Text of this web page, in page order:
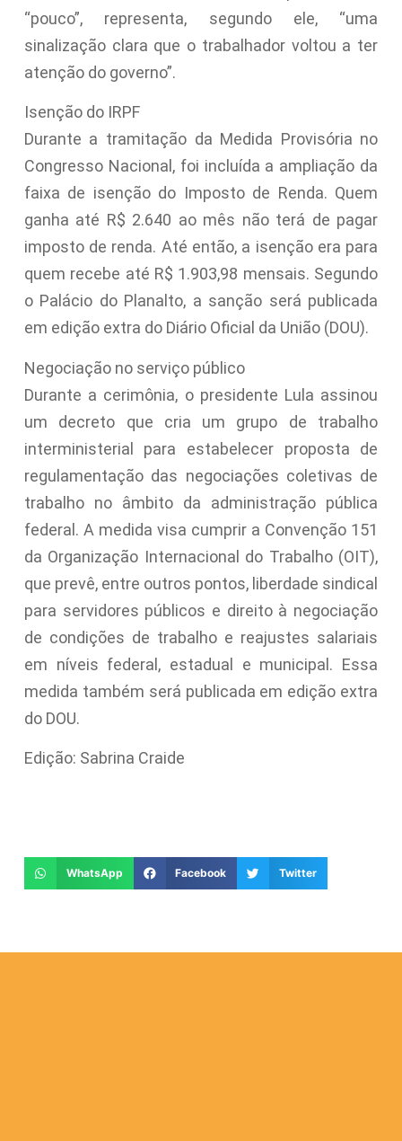
“pouco”, representa, segundo ele, “uma
sinalização clara que o trabalhador voltou a ter
atenção do governo”.
Isenção do IRPF
Durante a tramitação da Medida Provisória no
Congresso Nacional, foi incluída a ampliação da
faixa de isenção do Imposto de Renda. Quem
ganha até R$ 2.640 ao mês não terá de pagar
imposto de renda. Até então, a isenção era para
quem recebe até R$ 1.903,98 mensais. Segundo
o Palácio do Planalto, a sanção será publicada
em edição extra do Diário Oficial da União (DOU).
Negociação no serviço público
Durante a cerimônia, o presidente Lula assinou
um decreto que cria um grupo de trabalho
interministerial para estabelecer proposta de
regulamentação das negociações coletivas de
trabalho no âmbito da administração pública
federal. A medida visa cumprir a Convenção 151
da Organização Internacional do Trabalho (OIT),
que prevê, entre outros pontos, liberdade sindical
para servidores públicos e direito à negociação
de condições de trabalho e reajustes salariais
em níveis federal, estadual e municipal. Essa
medida também será publicada em edição extra
do DOU.
Edição: Sabrina Craide
WhatsApp Facebook Twitter